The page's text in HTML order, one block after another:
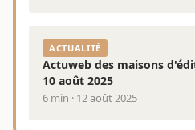
ACTUALITÉ
Actuweb des maisons
10 août 2025
6 min · 12 août 2025